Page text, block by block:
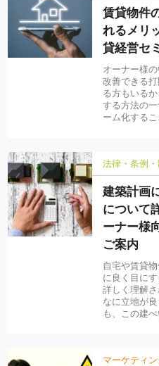
賃貸物件
れるメリ
貸経営セ
オーナー様
改善できる
る方もいる
する方法の
ーム化する
法律・条例
建築計画
について
ーナー様
ご案内
自宅や賃貸
に良く目に
詳しく理解
なに立地が
も、この建
マーケティ